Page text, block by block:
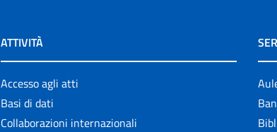
ATTIVITÀ
Accesso agli atti
Basi di dati
Collaborazioni internazionali